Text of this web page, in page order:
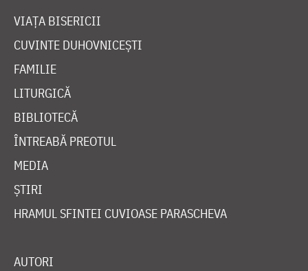
VIAȚA BISERICII
CUVINTE DUHOVNICEȘTI
FAMILIE
LITURGICĂ
BIBLIOTECĂ
ÎNTREABĂ PREOTUL
MEDIA
ȘTIRI
HRAMUL SFINTEI CUVIOASE PARASCHEVA
AUTORI